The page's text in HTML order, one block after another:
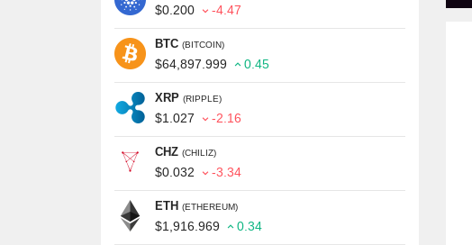
$0.200 -4.47
BTC (BITCOIN)
$64,897.999 0.45
XRP (RIPPLE)
$1.027 -2.16
CHZ (CHILIZ)
$0.032 -3.34
ETH (ETHEREUM)
$1,916.969 0.34